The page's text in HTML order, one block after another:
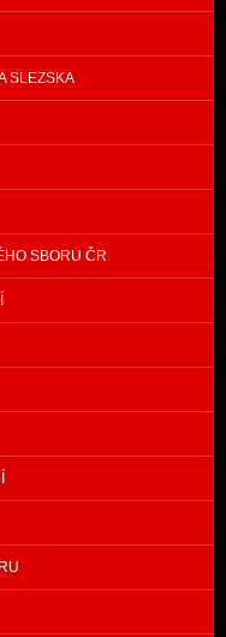
SLEZSKA
SBORU ČR